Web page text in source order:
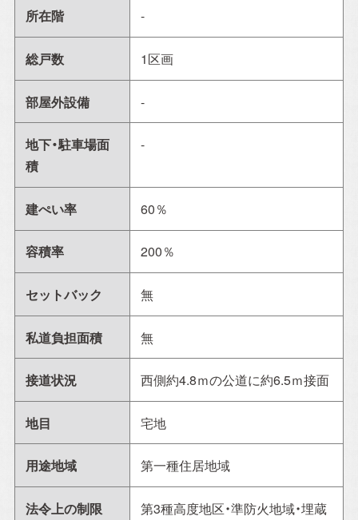
所在階 -
総戸数 1区画
部屋外設備 -
地下・駐車場面
積
-
建ぺい率 60％
容積率 200％
セットバック 無
私道負担面積 無
接道状況 西側約4.8ｍの公道に約6.5ｍ接面
地目 宅地
用途地域 第一種住居地域
法令上の制限
第3種高度地区・準防火地域・埋蔵